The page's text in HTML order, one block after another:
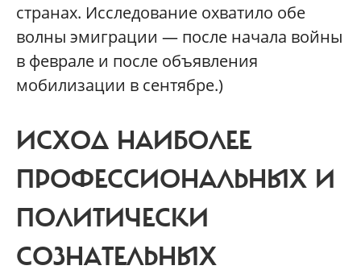
странах. Исследование охватило обе
волны эмиграции — после начала войны
в феврале и после объявления
мобилизации в сентябре.)
ИСХОД НАИБОЛЕЕ
ПРОФЕССИОНАЛЬНЫХ И
ПОЛИТИЧЕСКИ
СОЗНАТЕЛЬНЫХ